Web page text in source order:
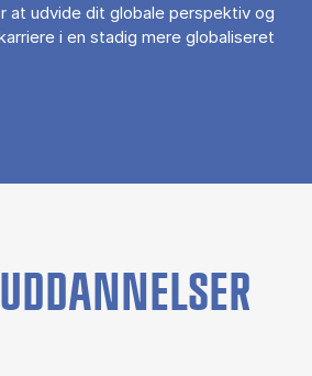
at udvide dit globale perspektiv og
i en stadig mere globaliseret